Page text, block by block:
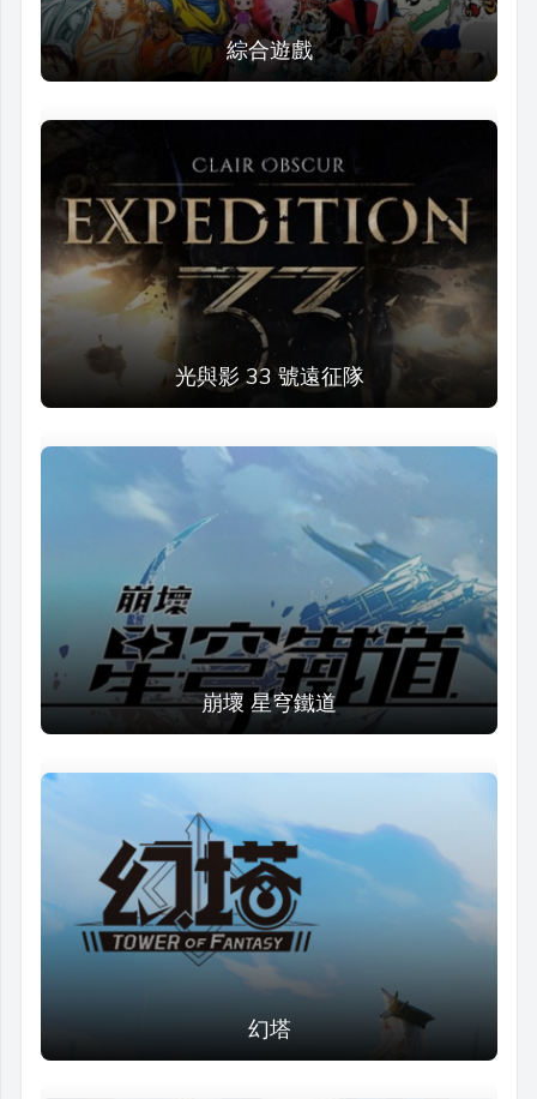
綜合遊戲
光與影 33 號遠征隊
崩壞 星穹鐵道
幻塔